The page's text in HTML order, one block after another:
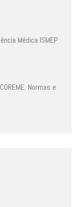
Médica ISMEP
Normas e